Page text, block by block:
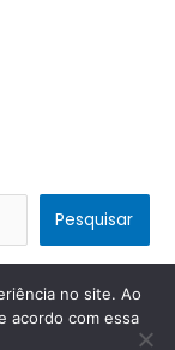
Pesquisar
para WordPress
no site. Ao
acordo com essa